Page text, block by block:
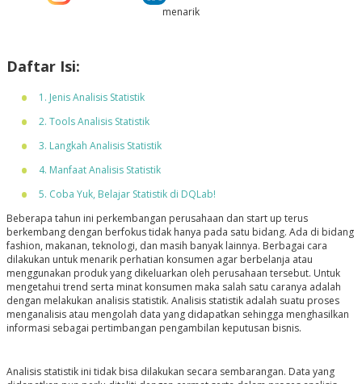
menarik
Daftar Isi:
1. Jenis Analisis Statistik
2. Tools Analisis Statistik
3. Langkah Analisis Statistik
4. Manfaat Analisis Statistik
5. Coba Yuk, Belajar Statistik di DQLab!
Beberapa tahun ini perkembangan perusahaan dan start up terus
berkembang dengan berfokus tidak hanya pada satu bidang. Ada di bidang
fashion, makanan, teknologi, dan masih banyak lainnya. Berbagai cara
dilakukan untuk menarik perhatian konsumen agar berbelanja atau
menggunakan produk yang dikeluarkan oleh perusahaan tersebut. Untuk
mengetahui trend serta minat konsumen maka salah satu caranya adalah
dengan melakukan analisis statistik. Analisis statistik adalah suatu proses
menganalisis atau mengolah data yang didapatkan sehingga menghasilkan
informasi sebagai pertimbangan pengambilan keputusan bisnis.
Analisis statistik ini tidak bisa dilakukan secara sembarangan. Data yang